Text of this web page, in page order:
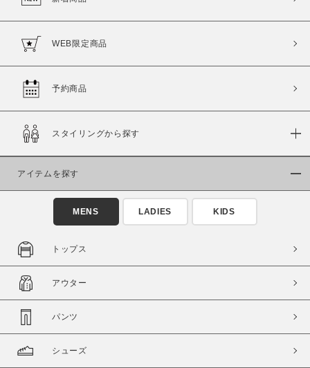
カラー
商品タイプ
通常商品
セール価格 WEB限定
在庫
在庫あり
WEB限定商品
予約商品
スタイリングから探す
アイテムを探す
MENS LADIES KIDS
トップス
アウター
パンツ
シューズ